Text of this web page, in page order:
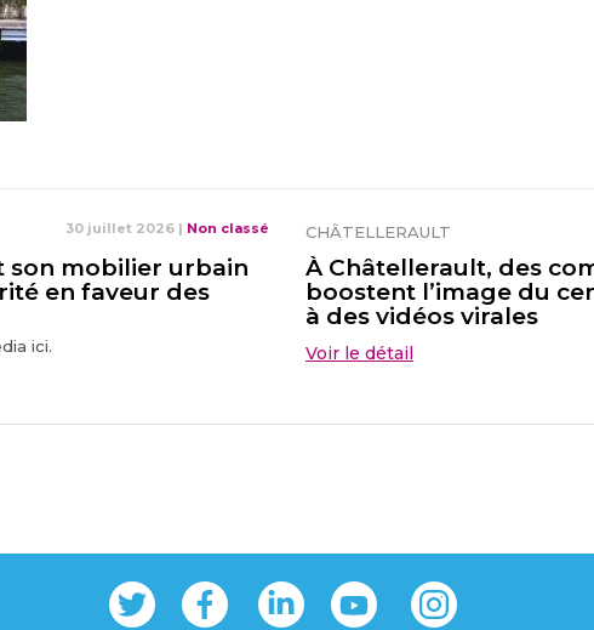
30 juillet 2026 | Non classé
son mobilier urbain
en faveur des
ici.
CHÂTELLERAULT
À Châtellerault, des
boostent l’image du
à des vidéos virales
Voir le détail